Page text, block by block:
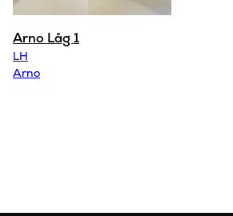
Arno Låg 1
LH
Arno